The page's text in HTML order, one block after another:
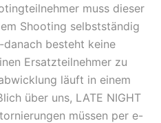
muss dieser
Shooting selbstständig
besteht keine
Ersatzteilnehmer zu
läuft in einem
über uns, LATE NIGHT
müssen per e-